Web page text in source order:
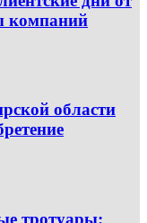
компаний
области
тротуары: